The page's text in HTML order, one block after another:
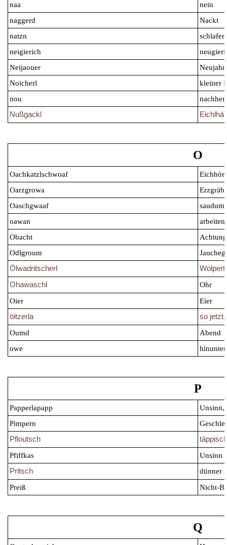
naa
nein
naggerd
Nackt
natzn
neigierich
Neijaouer
Neujahr
Noicherl
kleiner
nou
nachher
Nußgackl
O
Oachkatzlschwoaf
Oarzgrowa
Oaschgwaaf
oawan
arbeiten
Obacht
Odlgroum
Ölwadritscherl
Ohawaschl
Ohr
Oier
Eier
öitzerla
so
Oumd
Abend
owe
P
Papperlapapp
Unsinn,
Pimpern
Pfloutsch
Pfiffkas
Unsinn
Pritsch
dünner
Preiß
Nicht-
Q